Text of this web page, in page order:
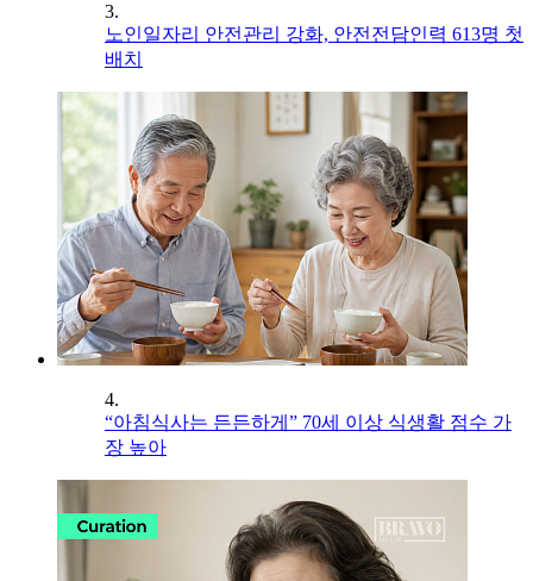
3.
노인일자리 안전관리 강화, 안전전담인력 613명 첫
배치
4.
“아침식사는 든든하게” 70세 이상 식생활 점수 가
장 높아